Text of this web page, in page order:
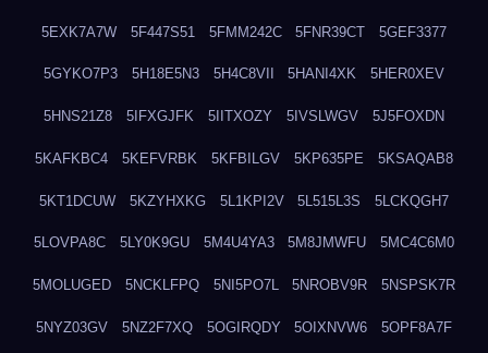
5EXK7A7W 5F447S51 5FMM242C 5FNR39CT 5GEF3377
5GYKO7P3 5H18E5N3 5H4C8VII 5HANI4XK 5HER0XEV
5HNS21Z8 5IFXGJFK 5IITXOZY 5IVSLWGV 5J5FOXDN
5KAFKBC4 5KEFVRBK 5KFBILGV 5KP635PE 5KSAQAB8
5KT1DCUW 5KZYHXKG 5L1KPI2V 5L515L3S 5LCKQGH7
5LOVPA8C 5LY0K9GU 5M4U4YA3 5M8JMWFU 5MC4C6M0
5MOLUGED 5NCKLFPQ 5NI5PO7L 5NROBV9R 5NSPSK7R
5NYZ03GV 5NZ2F7XQ 5OGIRQDY 5OIXNVW6 5OPF8A7F